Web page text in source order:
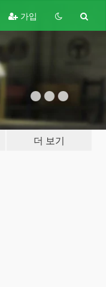
가입
더 보기